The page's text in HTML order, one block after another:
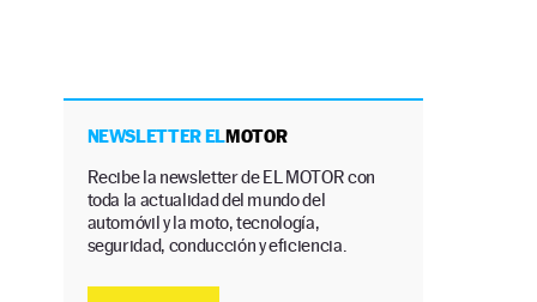
NEWSLETTER ELMOTOR
Recibe la newsletter de EL MOTOR con
toda la actualidad del mundo del
automóvil y la moto, tecnología,
seguridad, conducción y eficiencia.